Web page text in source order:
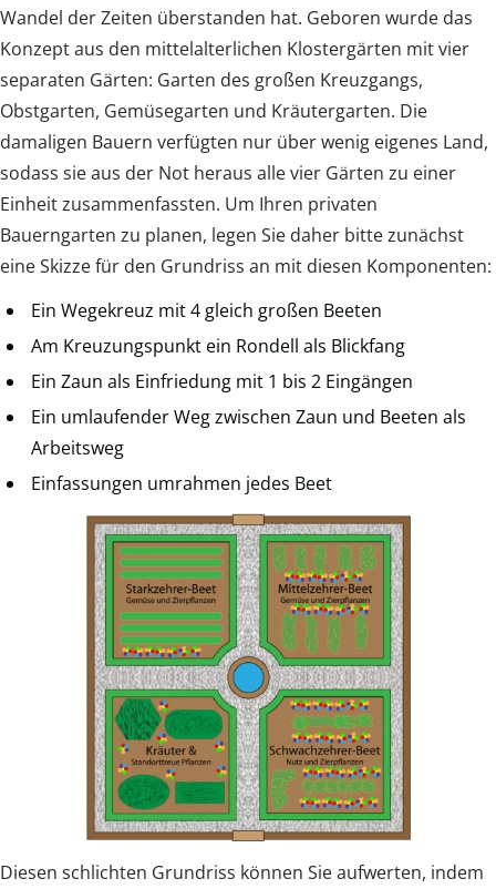
Wandel der Zeiten überstanden hat. Geboren wurde das
Konzept aus den mittelalterlichen Klostergärten mit vier
separaten Gärten: Garten des großen Kreuzgangs,
Obstgarten, Gemüsegarten und Kräutergarten. Die
damaligen Bauern verfügten nur über wenig eigenes Land,
sodass sie aus der Not heraus alle vier Gärten zu einer
Einheit zusammenfassten. Um Ihren privaten
Bauerngarten zu planen, legen Sie daher bitte zunächst
eine Skizze für den Grundriss an mit diesen Komponenten:
Ein Wegekreuz mit 4 gleich großen Beeten
Am Kreuzungspunkt ein Rondell als Blickfang
Ein Zaun als Einfriedung mit 1 bis 2 Eingängen
Ein umlaufender Weg zwischen Zaun und Beeten als
Arbeitsweg
Einfassungen umrahmen jedes Beet
Diesen schlichten Grundriss können Sie aufwerten, indem